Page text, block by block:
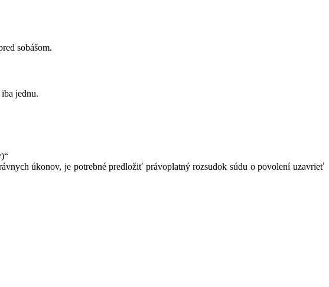
sobášom.
jednu.
úkonov, je potrebné predložiť právoplatný rozsudok súdu o povolení uzavrieť